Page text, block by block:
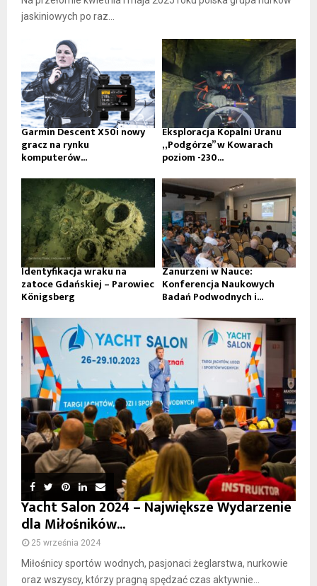
jaskiniowych po raz...
Garmin Descent X50i nowy
gracz na rynku
komputerów...
Eksploracja Kopalni Uranu
„Podgórze” w Kowarach
poziom -230...
Identyfikacja wraku na
zatoce Gdańskiej – Parowiec
Königsberg
Zanurzeni w Nauce:
Konferencja Naukowych
Badań Podwodnych i...
Yacht Salon 2024 – Największe Wydarzenie
dla Miłośników...
25 września 2024
Miłośnicy sportów wodnych, pasjonaci żeglarstwa, nurkowie
oraz wszyscy, którzy pragną spędzać czas aktywnie...